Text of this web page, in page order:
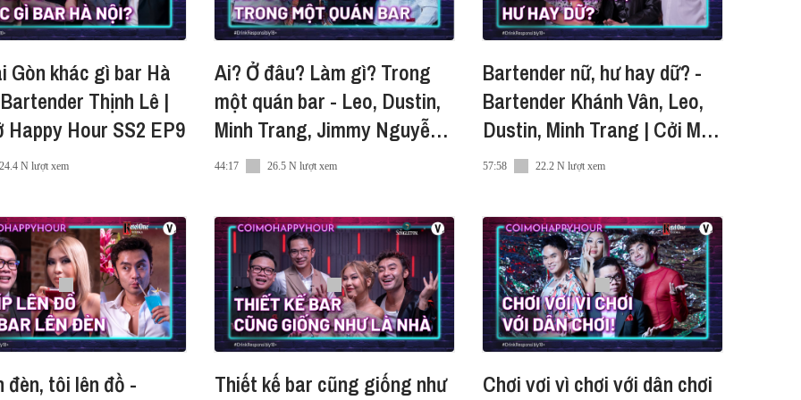
tập podcast này dưới dạng audio tại:
AP
một thế giới (theo IWSR), được yêu thích trên hơn 180 quốc gia.
cửa hàng buôn bán nhỏ, trải qua sáu thế hệ bậc thầy pha chế, Johnnie Walker đã
vươn mình thành một doanh nghiệp sản xuất rượu whisky tầm cỡ quốc tế. Johnnie
phong cách, nguyên bản, và đặc trưng.
Gòn khác gì bar Hà
Thịnh Lê |
Happy Hour SS2 EP9
24.4 N lượt xem
Ai? Ở đâu? Làm gì? Trong
một quán bar - Leo, Dustin,
Minh Trang, Jimmy Nguyễn
(Bar Manager) | CMHH8
44:17 26.5 N lượt xem
Bartender nữ, hư hay dữ? -
Bartender Khánh Vân, Leo,
Dustin, Minh Trang | Cởi Mở
Happy Hour SS2 EP7
57:58 22.2 N lượt xem
đèn, tôi lên đồ -
Thiết kế bar cũng giống như
Chơi vơi vì chơi với dân chơi